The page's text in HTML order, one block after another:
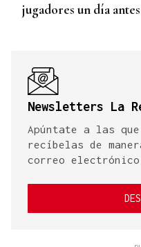
jugadores un día
Newsletters La
Apúntate a las
recíbelas de
correo electrónico